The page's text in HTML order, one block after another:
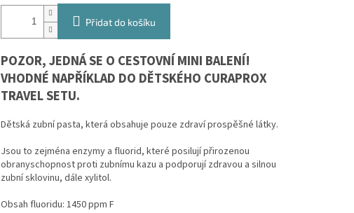
Přidat do košíku
POZOR, JEDNÁ SE O CESTOVNÍ MINI BALENÍ!
VHODNÉ NAPŘÍKLAD DO DĚTSKÉHO CURAPROX
TRAVEL SETU.
Dětská zubní pasta, která obsahuje pouze zdraví prospěšné látky.
Jsou to zejména enzymy a fluorid, které posilují přirozenou
obranyschopnost proti zubnímu kazu a podporují zdravou a silnou
zubní sklovinu, dále xylitol.
Obsah fluoridu: 1450 ppm F